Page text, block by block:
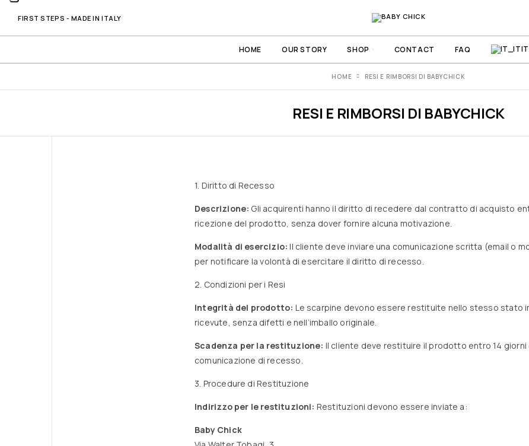
FIRST STEPS - MADE IN ITALY
HOME OUR STORY SHOP CONTACT FAQ
HOME RESI E RIMBORSI DI BABYCHICK
RESI E RIMBORSI DI BABYCHICK
1. Diritto di Recesso
Descrizione: Gli acquirenti hanno il diritto di recedere dal contratto di acquisto
ricezione del prodotto, senza dover fornire alcuna motivazione.
Modalità di esercizio: Il cliente deve inviare una comunicazione scritta (email o
per notificare la volontà di esercitare il diritto di recesso.
2. Condizioni per i Resi
Integrità del prodotto: Le scarpine devono essere restituite nello stesso stato
ricevute, senza difetti e nell’imballo originale.
Scadenza per la restituzione: Il cliente deve restituire il prodotto entro 14 giorni
comunicazione di recesso.
3. Procedure di Restituzione
Indirizzo per le restituzioni: Restituzioni devono essere inviate a:
Baby Chick